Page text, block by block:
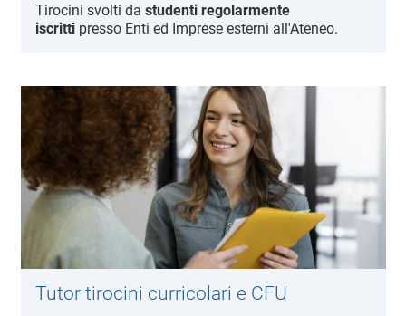
Tirocini svolti da studenti regolarmente
iscrittipresso Enti ed Imprese esterni all'Ateneo.
Tutor tirocini curricolari e CFU